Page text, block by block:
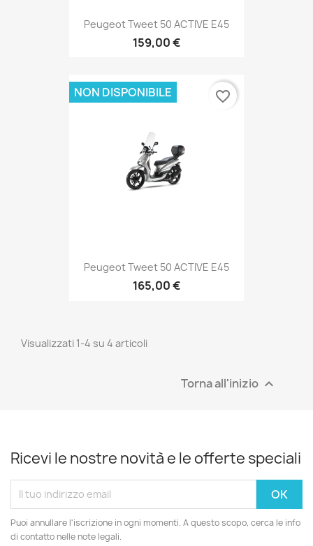
Peugeot Tweet 50 ACTIVE E45
159,00 €
Peugeot Tweet 50 ACTIVE E45
165,00 €
NON DISPONIBILE favorite_border
Visualizzati 1-4 su 4 articoli
Torna all'inizio 
Ricevi le nostre novità e le offerte speciali
Puoi annullare l'iscrizione in ogni momenti. A questo scopo, cerca le info
di contatto nelle note legali.